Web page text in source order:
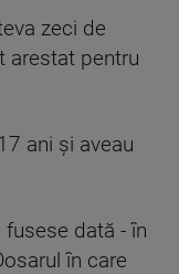
zeci de
arestat pentru
ani şi aveau
dată - în
în care